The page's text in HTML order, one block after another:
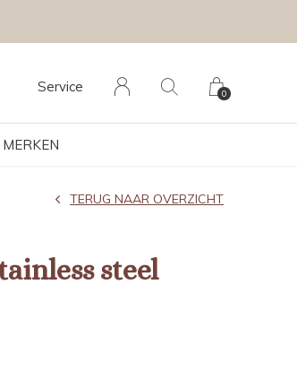
MERKEN
Service 0
steel
TERUG NAAR OVERZICHT